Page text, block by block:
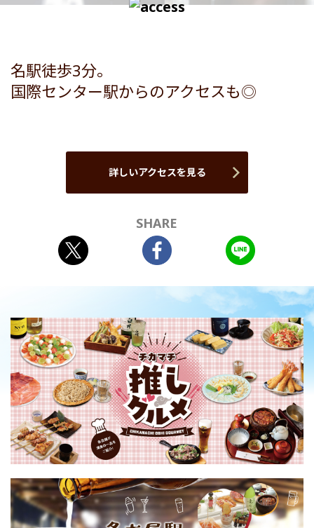
名駅徒歩3分。
国際センター駅からのアクセスも◎
詳しいアクセスを見る
SHARE